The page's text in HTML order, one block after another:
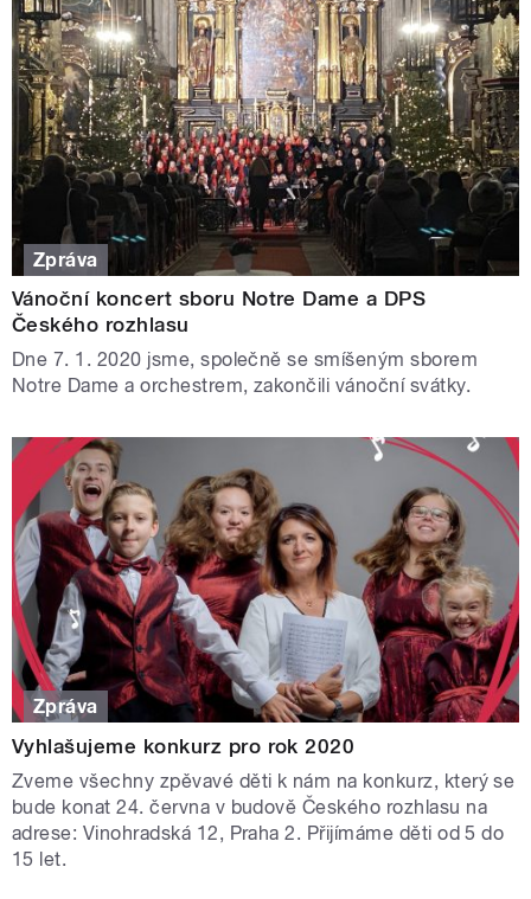
Zpráva
Vánoční koncert sboru Notre Dame a DPS
Českého rozhlasu
Dne 7. 1. 2020 jsme, společně se smíšeným sborem
Notre Dame a orchestrem, zakončili vánoční svátky.
Zpráva
Vyhlašujeme konkurz pro rok 2020
Zveme všechny zpěvavé děti k nám na konkurz, který se
bude konat 24. června v budově Českého rozhlasu na
adrese: Vinohradská 12, Praha 2. Přijímáme děti od 5 do
15 let.